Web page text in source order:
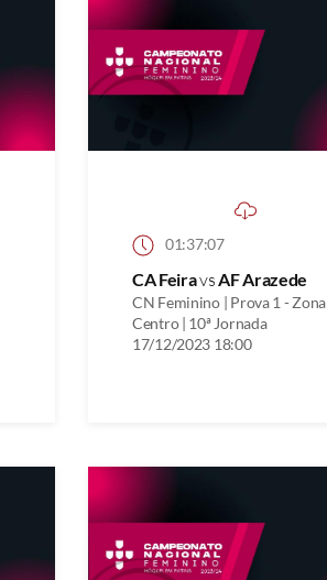
01:37:07
CA FeiravsAF Arazede
CN Feminino | Prova 1 - Zona
Centro | 10ª Jornada
17/12/2023 18:00